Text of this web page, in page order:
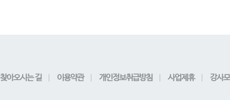
찾아오시는 길 이용약관 개인정보취급방침 사업제휴 강사